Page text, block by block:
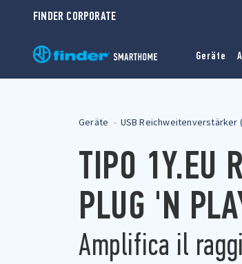
FINDER CORPORATE
Geräte
Geräte USB Reichweitenverstärker
TIPO 1Y.EU
PLUG 'N
Amplifica il